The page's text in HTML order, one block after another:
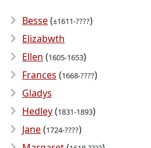
Besse(±1611-????)
Elizabwth
Ellen (1605-1653)
Frances (1668-????)
Gladys
Hedley(1831-1893)
Jane(1724-????)